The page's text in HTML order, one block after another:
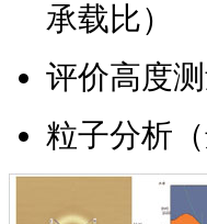
承载比）
评价高度
粒子分析